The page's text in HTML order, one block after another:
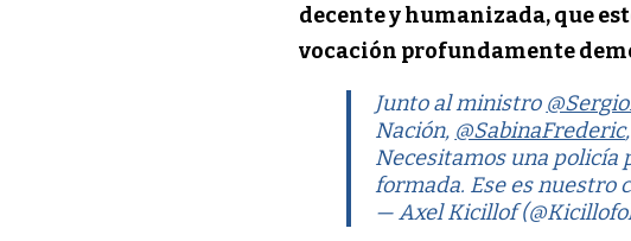
decente y humanizada, que
vocación profundamente
Junto al ministro
Nación, @SabinaFrederic
Necesitamos una policía
formada. Ese es nuestro
— Axel Kicillof